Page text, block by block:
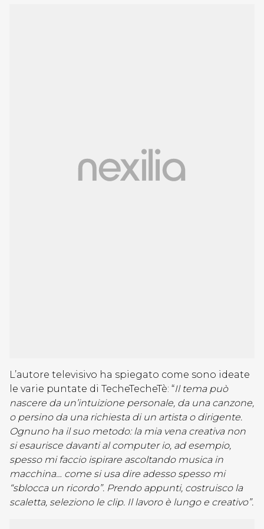
L’autore televisivo ha spiegato come sono ideate
le varie puntate di TecheTecheTè: “Il tema può
nascere da un’intuizione personale, da una canzone,
o persino da una richiesta di un artista o dirigente.
Ognuno ha il suo metodo: la mia vena creativa non
si esaurisce davanti al computer io, ad esempio,
spesso mi faccio ispirare ascoltando musica in
macchina… come si usa dire adesso spesso mi
“sblocca un ricordo”. Prendo appunti, costruisco la
scaletta, seleziono le clip. Il lavoro è lungo e creativo”.